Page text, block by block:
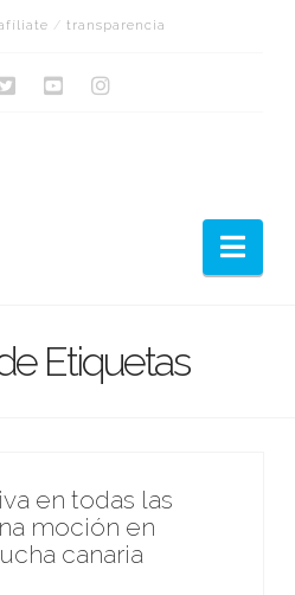
/transparencia
Etiquetas
en todas las
moción en
canaria